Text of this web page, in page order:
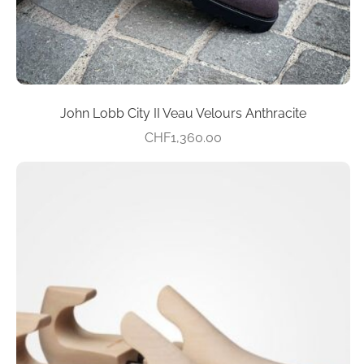
John Lobb City II Veau Velours Anthracite
CHF1,360.00
page
du
produit
options
peuvent
être